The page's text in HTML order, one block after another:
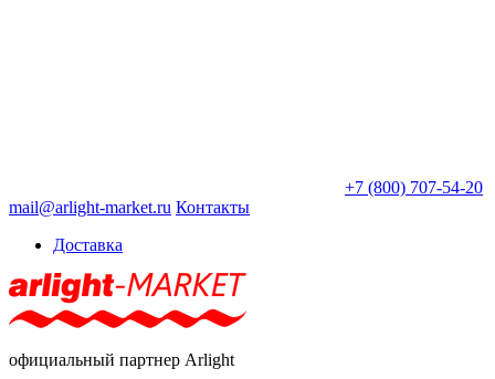
+7 (800) 707-54-20
mail@arlight-market.ru Контакты
Доставка
официальный партнер Arlight